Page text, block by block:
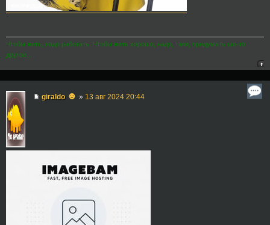
Чтобы жить, надо работать. Чтобы жить хорошо, надо, таки, придумать шо-то
другое...
giraldo ☻ » 13 авг 2024 20:44